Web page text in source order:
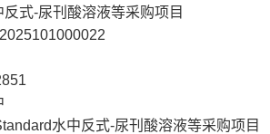
式-尿刊酸溶液等采购项目
水中反式-尿刊酸溶液等采购项目